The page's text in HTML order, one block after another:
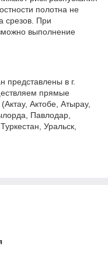
полотна не
срезов. При
выполнение
представлены в г.
прямые
Актобе, Атырау,
Павлодар,
Уральск,